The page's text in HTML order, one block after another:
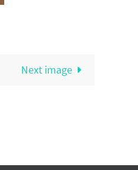
Next image